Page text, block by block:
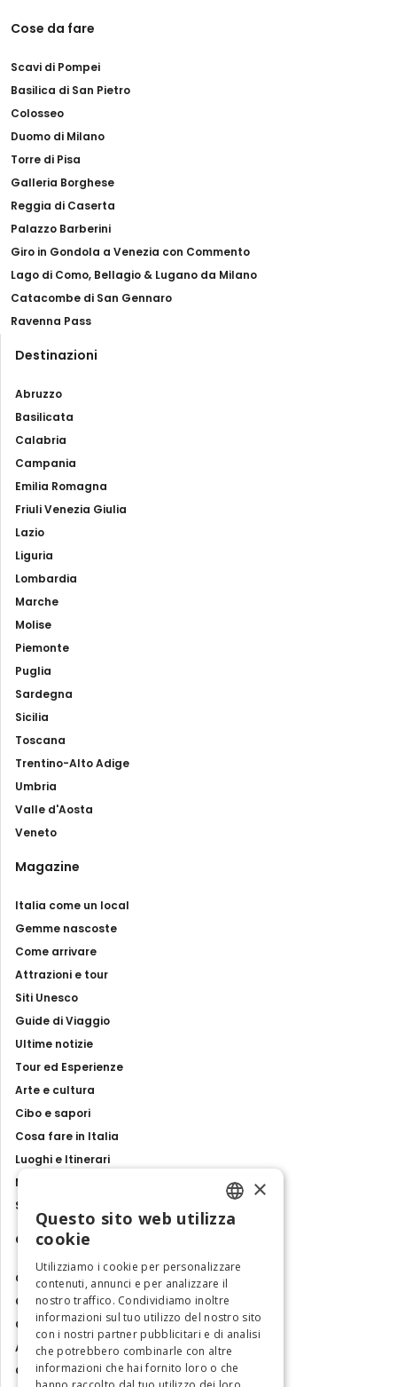
Cose da fare
Scavi di Pompei
Basilica di San Pietro
Colosseo
Duomo di Milano
Torre di Pisa
Galleria Borghese
Reggia di Caserta
Palazzo Barberini
Giro in Gondola a Venezia con Commento
Lago di Como, Bellagio & Lugano da Milano
Catacombe di San Gennaro
Ravenna Pass
Destinazioni
Abruzzo
Basilicata
Calabria
Campania
Emilia Romagna
Friuli Venezia Giulia
Lazio
Liguria
Lombardia
Marche
Molise
Piemonte
Puglia
Sardegna
Sicilia
Toscana
Trentino-Alto Adige
Umbria
Valle d'Aosta
Veneto
Magazine
Italia come un local
Gemme nascoste
Come arrivare
Attrazioni e tour
Siti Unesco
Guide di Viaggio
Ultime notizie
Tour ed Esperienze
Arte e cultura
Cibo e sapori
Cosa fare in Italia
Luoghi e Itinerari
Mostre, eventi e spettacoli
Storie e tradizioni
Contatti
Chi siamo
Collabora con noi
Contatti
Ambasciatrice dell'Eccellenza
Osservatorio Turismo
ENGLISH
ITALIAN
×
Questo sito web utilizza
cookie
Utilizziamo i cookie per personalizzare
contenuti, annunci e per analizzare il
nostro traffico. Condividiamo inoltre
informazioni sul tuo utilizzo del nostro sito
con i nostri partner pubblicitari e di analisi
che potrebbero combinarle con altre
informazioni che hai fornito loro o che